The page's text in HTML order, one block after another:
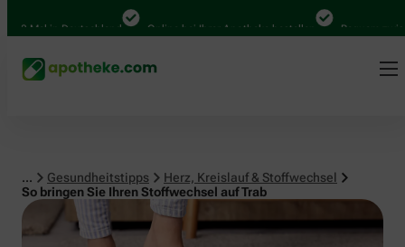
Mal in Deutschland Online bei Ihrer Apotheke bestellen Bequem
... Gesundheitstipps
Herz, Kreislauf & Stoffwechsel
So bringen Sie Ihren Stoffwechsel auf Trab
Herz, Kreislauf & Stoffwechsel